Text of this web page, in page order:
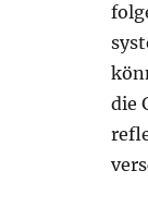
die